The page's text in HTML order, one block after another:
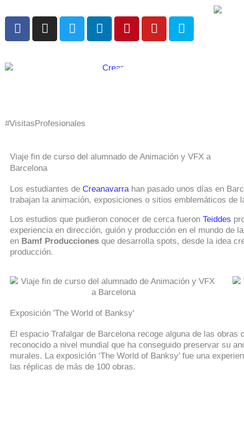
al
contenido
F
a
I
n
m
T
w
L
i
e
P
i
Y
o
S
k
#VisitasProfesionales
Viaje fin de curso del alumnado de Animación y VFX a
Barcelona
Los estudiantes de Creanavarra han pasado unos días en
trabajan la animación, exposiciones o sitios emblemáticos de
Los estudios que pudieron conocer de cerca fueron Teiddes
experiencia en dirección, guión y producción en el mundo de
en Bamf Producciones que desarrolla spots, desde la idea
producción.
Exposición 'The World of Banksy'
El espacio Trafalgar de Barcelona recoge alguna de las obras
reconocido a nivel mundial que ha conseguido preservar su
murales. La exposición ‘The World of Banksy’ fue una
las réplicas de más de 100 obras.